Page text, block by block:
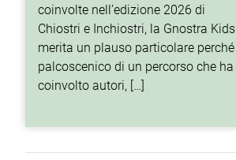
coinvolte nell’edizione 2026 di
Chiostri e Inchiostri, la Gnostra Kids
merita un plauso particolare perché
palcoscenico di un percorso che ha
coinvolto autori, […]